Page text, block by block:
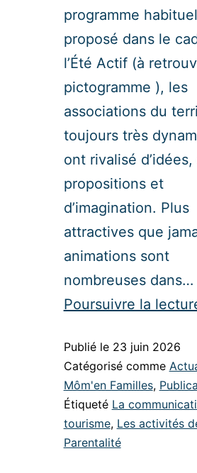
programme habituel
proposé dans le
l’Été Actif (à
pictogramme ), les
associations du
toujours très
ont rivalisé d’idées,
propositions et
d’imagination. Plus
attractives que
animations sont
nombreuses dans…
Poursuivre la
Publié le 23 juin 2026
Catégorisé comme
Môm'en Familles,
Étiqueté La
tourisme, Les activités
Parentalité